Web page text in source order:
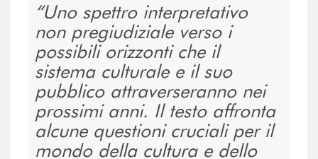
Uno spettro interpretativo
non pregiudiziale verso i
possibili orizzonti che il
sistema culturale e il suo
pubblico attraverseranno nei
prossimi anni. Il testo affronta
alcune questioni cruciali per il
mondo della cultura e dello